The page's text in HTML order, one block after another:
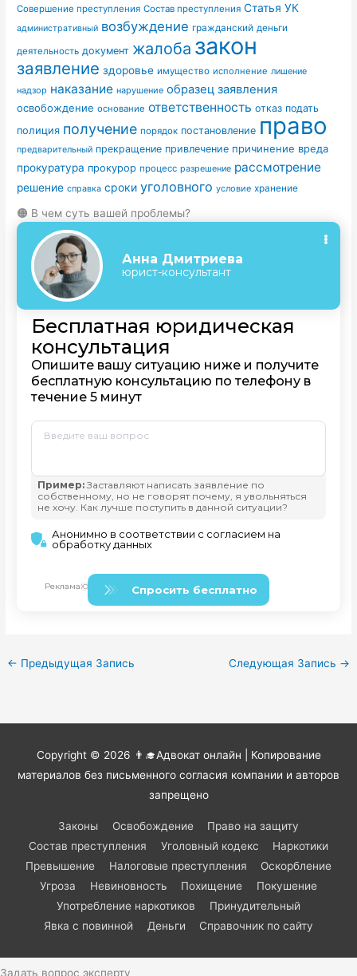
Совершение преступления Состав преступления Статья УК
административный возбуждение гражданский деньги
деятельность документ жалоба закон
заявление здоровье имущество исполнение лишение
надзор наказание нарушение образец заявления
освобождение основание ответственность отказ подать
полиция получение порядок постановление право
предварительный прекращение привлечение причинение вреда
прокуратура прокурор процесс разрешение рассмотрение
решение справка сроки уголовного условие хранение
🟠 В чем суть вашей проблемы?
← Предыдущая Запись Следующая Запись →
Copyright © 2026 👨‍🎓Адвокат онлайн | Копирование
материалов без письменного согласия компании и авторов
запрещено
Законы Освобождение
Право на защиту
Состав преступления
Уголовный кодекс
Наркотики
Превышение
Налоговые преступления
Оскорбление
Угроза
Невиновность Похищение
Покушение
Употребление наркотиков
Принудительный
Явка с повинной
Деньги Справочник по сайту
Задать вопрос эксперту